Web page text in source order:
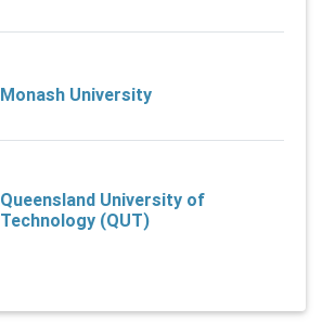
Monash University
Queensland University of
Technology (QUT)